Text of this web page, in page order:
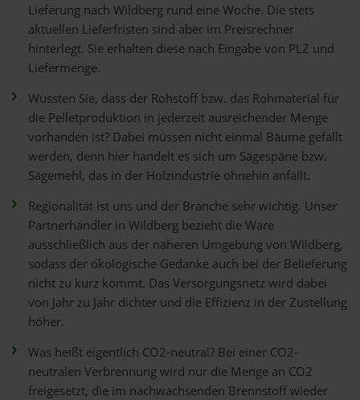
Lieferung nach Wildberg rund eine Woche. Die stets
aktuellen Lieferfristen sind aber im Preisrechner
hinterlegt. Sie erhalten diese nach Eingabe von PLZ und
Liefermenge.
Wussten Sie, dass der Rohstoff bzw. das Rohmaterial für
die Pelletproduktion in jederzeit ausreichender Menge
vorhanden ist? Dabei müssen nicht einmal Bäume gefällt
werden, denn hier handelt es sich um Sägespäne bzw.
Sägemehl, das in der Holzindustrie ohnehin anfällt.
Regionalität ist uns und der Branche sehr wichtig. Unser
Partnerhändler in Wildberg bezieht die Ware
ausschließlich aus der näheren Umgebung von Wildberg,
sodass der ökologische Gedanke auch bei der Belieferung
nicht zu kurz kommt. Das Versorgungsnetz wird dabei
von Jahr zu Jahr dichter und die Effizienz in der Zustellung
höher.
Was heißt eigentlich CO2-neutral? Bei einer CO2-
neutralen Verbrennung wird nur die Menge an CO2
freigesetzt, die im nachwachsenden Brennstoff wieder